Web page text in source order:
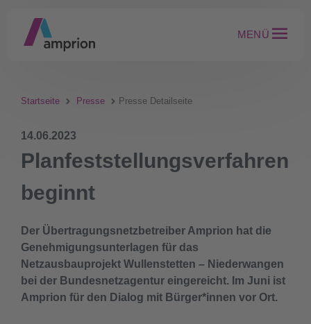
MENÜ
Startseite Presse Presse Detailseite
14.06.2023
Planfeststellungsverfahren
beginnt
Der Übertragungsnetzbetreiber Amprion hat die
Genehmigungsunterlagen für das
Netzausbauprojekt Wullenstetten – Niederwangen
bei der Bundesnetzagentur eingereicht. Im Juni ist
Amprion für den Dialog mit Bürger*innen vor Ort.